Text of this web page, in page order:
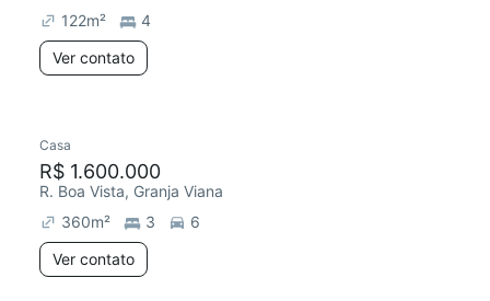
122m²
4
Ver contato
Casa
R$ 1.600.000
R. Boa Vista, Granja Viana
360m² 3
6
Ver contato